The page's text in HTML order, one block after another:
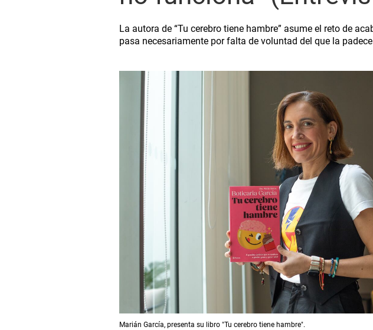
La autora de “Tu cerebro tiene hambre” asume el reto de
pasa necesariamente por falta de voluntad del que la padece
Marián García, presenta su libro "Tu cerebro tiene hambre".